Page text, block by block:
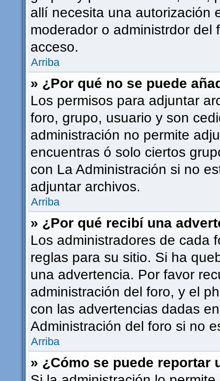
allí necesita una autorización
moderador o administrdor
acceso.
Arriba
» ¿Por qué no se puede
Los permisos para adjuntar
foro, grupo, usuario y son
administración no permite
encuentras ó solo ciertos
con La Administración si no
adjuntar archivos.
Arriba
» ¿Por qué recibí una
Los administradores de cada
reglas para su sitio. Si ha
una advertencia. Por favor
administración del foro, y el
con las advertencias dadas
Administración del foro si no
Arriba
» ¿Cómo se puede reportar